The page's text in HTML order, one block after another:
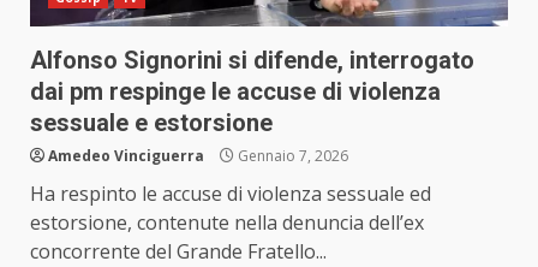
Alfonso Signorini si difende, interrogato
dai pm respinge le accuse di violenza
sessuale e estorsione
Amedeo Vinciguerra Gennaio 7, 2026
Ha respinto le accuse di violenza sessuale ed
estorsione, contenute nella denuncia dell’ex
concorrente del Grande Fratello...